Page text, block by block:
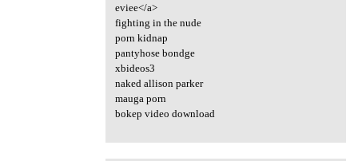
eviee</a>
fighting in the nude
porn kidnap
pantyhose bondge
xbideos3
naked allison parker
mauga porn
bokep video download